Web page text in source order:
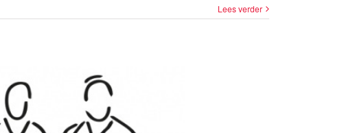
Lees verder